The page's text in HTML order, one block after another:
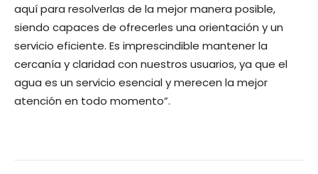
aquí para resolverlas de la mejor manera posible,
siendo capaces de ofrecerles una orientación y un
servicio eficiente. Es imprescindible mantener la
cercanía y claridad con nuestros usuarios, ya que el
agua es un servicio esencial y merecen la mejor
atención en todo momento”.